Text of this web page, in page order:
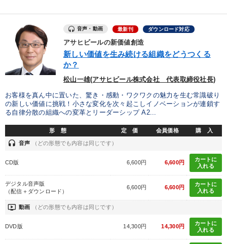
業種
製造業 卸売・小売・飲食業
IT・サービス・金融業 コンサルタント 専門家
キーワード
テレビ・ネットで話題 デジタルマーケティング 大竹愼一
※「更新」を押すと「テーマ」「キーワード」を更新いただけます。
ondemand_video 経営音声・動画を探す refresh 更新する
音声・動画 最新刊 ダウンロード対応
アサヒビールの新価値創造
新しい価値を生み続ける組織をどうつくる
か？
松山一雄(アサヒビール株式会社 代表取締役社長)
お客様を真ん中に置いた、驚き・感動・ワクワクの魅力を生む常識破り
の新しい価値に挑戦！小さな変化を次々起こしイノベーションが連鎖す
る自律分散の組織への変革とリーダーシップ A2...
形 態 定 価 会員価格 購 入
headset 音声 （どの形態でも内容は同じです）
CD版 6,600円 6,600円
カートに
入れる
デジタル音声版
（配信＋ダウンロード）
6,600円 6,600円
カートに
入れる
ondemand_video 動画 （どの形態でも内容は同じです）
DVD版 14,300円 14,300円
カートに
入れる